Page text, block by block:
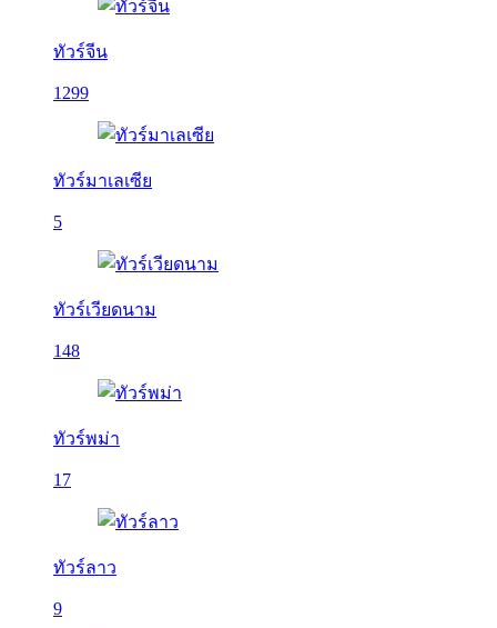
ทัวร์จีน
1299
ทัวร์มาเลเซีย
5
ทัวร์เวียดนาม
148
ทัวร์พม่า
17
ทัวร์ลาว
9